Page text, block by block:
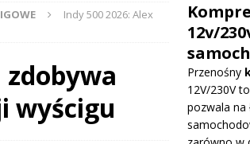
2: Tom Cruise wraca za kierownicę NASCAR
dużą aktualizację na GP Węgier i testuje
IndyCar w Nashville i ucieka w mistrzostwach
Indy 500 2026: Alex
zdobywa
wyścigu
12v/
Przenośny
12V/230V
pozwala na